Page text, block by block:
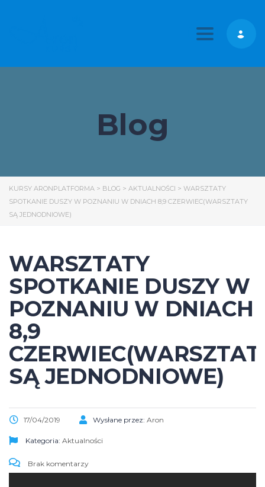
Toggle
Blog
KURSY ARONPLATFORMA > BLOG > AKTUALNOŚCI > WARSZTATY
SPOTKANIE DUSZY W POZNANIU W DNIACH 8,9 CZERWIEC(WARSZTATY
SĄ JEDNODNIOWE)
WARSZTATY
SPOTKANIE DUSZY W
POZNANIU W DNIACH
8,9
SĄ JEDNODNIOWE)
17/04/2019 Wysłane przez: Aron
Kategoria: Aktualności
Brak komentarzy